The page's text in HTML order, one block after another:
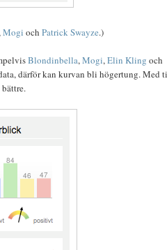
Mogi och Patrick Swayze.)
Blondinbella,Mogi,Elin Kling och
därför kan kurvan bli högertung. Med